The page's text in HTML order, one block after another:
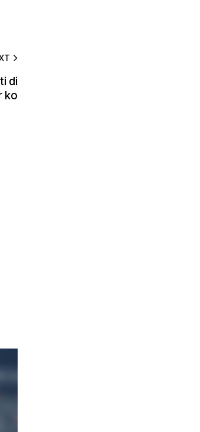
di
ko